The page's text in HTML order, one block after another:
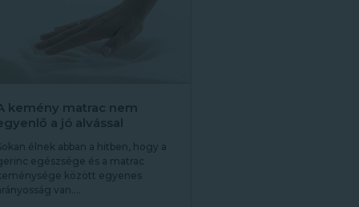
kemény matrac nem
a jó alvással
élnek abban a hitben, hogy a
egészsége és a matrac
között egyenes
van....